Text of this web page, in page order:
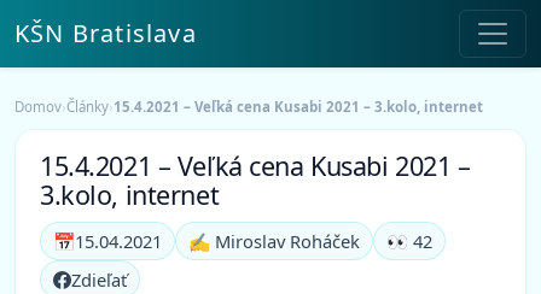
KŠN Bratislava
Domov›Články›15.4.2021 – Veľká cena Kusabi 2021 – 3.kolo, internet
15.4.2021 – Veľká cena Kusabi 2021 –
3.kolo, internet
📅15.04.2021 ✍️ Miroslav Roháček
👀 42
Zdieľať